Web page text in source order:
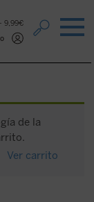
9,99€
de la
Ver carrito